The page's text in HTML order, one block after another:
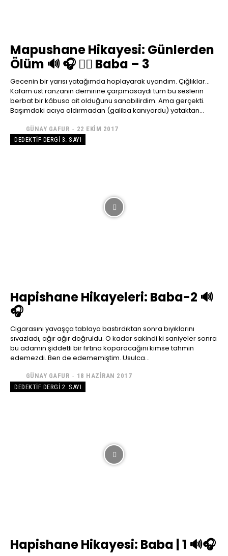
Mapushane Hikayesi: Günlerden
Ölüm 🔊 🎧 👮‍♂️ Baba – 3
Gecenin bir yarısı yatağımda hoplayarak uyandım. Çığlıklar…
Kafam üst ranzanın demirine çarpmasaydı tüm bu seslerin
berbat bir kâbusa ait olduğunu sanabilirdim. Ama gerçekti.
Başımdaki acıya aldırmadan (galiba kanıyordu) yataktan...
GÜNAY GAFUR - 22 EKIM 2017
DEDEKTIF DERGI 3. SAYI
Hapishane Hikayeleri: Baba-2 🔊
🎧
Cigarasını yavaşça tablaya bastırdıktan sonra bıyıklarını
sıvazladı, ağır ağır doğruldu. O kadar sakindi ki saniyeler sonra
bu adamın şiddetli bir fırtına koparacağını kimse tahmin
edemezdi. Ben de edememiştim. Usulca...
GÜNAY GAFUR - 18 HAZIRAN 2017
DEDEKTIF DERGI 2. SAYI
Hapishane Hikayesi: Baba | 1 🔊🎧